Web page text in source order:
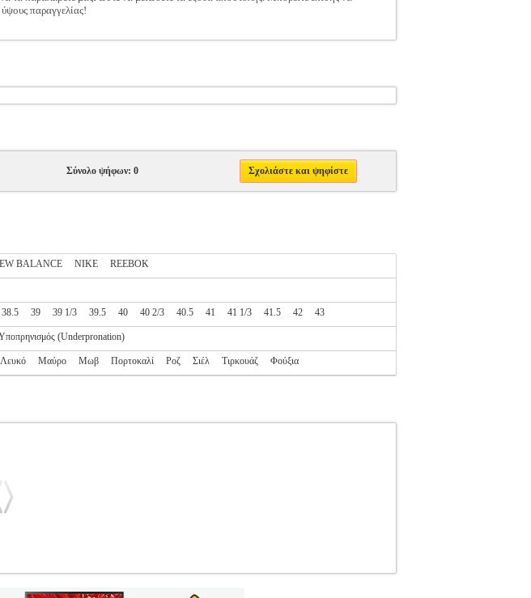
παραγγελίας!
Σύνολο ψήφων: 0 Σχολιάστε και ψηφίστε
BALANCE NIKE REEBOK
38.5 39 39 1/3 39.5 40 40 2/3 40.5 41 41 1/3 41.5 42 43
(Underpronation)
Λευκό Μαύρο Μωβ Πορτοκαλί Ροζ Σιέλ Τιρκουάζ Φούξια
RUNNING-ΓΥΝΑΙΚΑ-ΥΠΟΔΗΣΗ Προπονήσου με το νέο 430v3!